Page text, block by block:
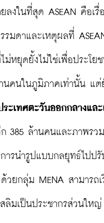
ลงในที่สุด ASEAN คือเรื่
รมดาและเหตุผลที่
ม่หยุดยั้งไม่ใช่เพื่อประโย
นคนในภูมิภาคเท่านั้น แต่
ะเทศตะวันออกกลางแล
385 ล้านคนและภาพรวม
ารนำรูปแบบกลยุทธ์ไปปรั
วยกลุ่ม MENA สามารถเ
ลิมเป็นประชากรส่วนใหญ่